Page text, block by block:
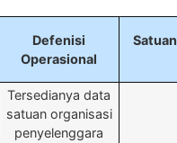
Defenisi
Operasional
Satuan
Tersedianya data
satuan organisasi
penyelenggara